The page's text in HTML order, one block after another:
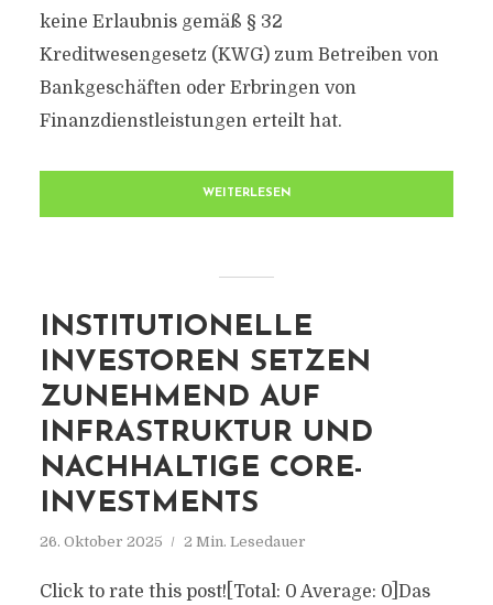
keine Erlaubnis gemäß § 32
Kreditwesengesetz (KWG) zum Betreiben von
Bankgeschäften oder Erbringen von
Finanzdienstleistungen erteilt hat.
WEITERLESEN
INSTITUTIONELLE
INVESTOREN SETZEN
ZUNEHMEND AUF
INFRASTRUKTUR UND
NACHHALTIGE CORE-
INVESTMENTS
26. Oktober 2025 2 Min. Lesedauer
Click to rate this post![Total: 0 Average: 0]Das